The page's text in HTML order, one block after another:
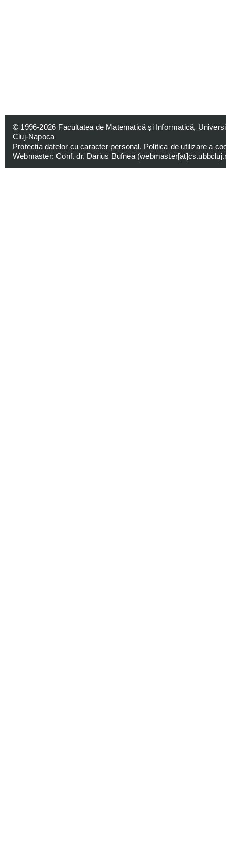
© 1996-2026 Facultatea de Matematică și Informatică,
Cluj-Napoca
Protecția datelor cu caracter personal. Politica de utilizare a
Webmaster: Conf. dr. Darius Bufnea (